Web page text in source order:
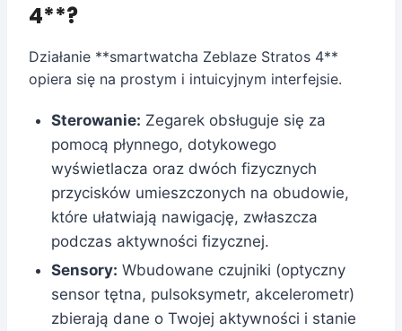
4**?
Działanie **smartwatcha Zeblaze Stratos 4**
opiera się na prostym i intuicyjnym interfejsie.
Sterowanie: Zegarek obsługuje się za
pomocą płynnego, dotykowego
wyświetlacza oraz dwóch fizycznych
przycisków umieszczonych na obudowie,
które ułatwiają nawigację, zwłaszcza
podczas aktywności fizycznej.
Sensory: Wbudowane czujniki (optyczny
sensor tętna, pulsoksymetr, akcelerometr)
zbierają dane o Twojej aktywności i stanie